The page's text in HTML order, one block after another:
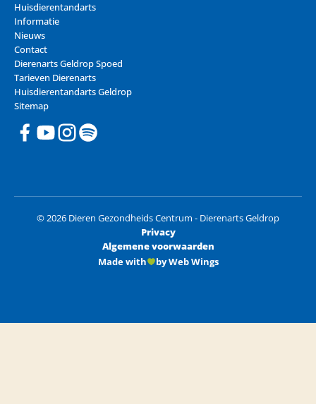
Huisdierentandarts
Informatie
Nieuws
Contact
Dierenarts Geldrop Spoed
Tarieven Dierenarts
Huisdierentandarts Geldrop
Sitemap
© 2026 Dieren Gezondheids Centrum - Dierenarts Geldrop
Privacy
Algemene voorwaarden
Made with
by Web Wings